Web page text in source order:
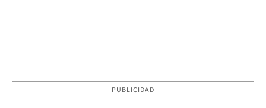
PUBLICIDAD